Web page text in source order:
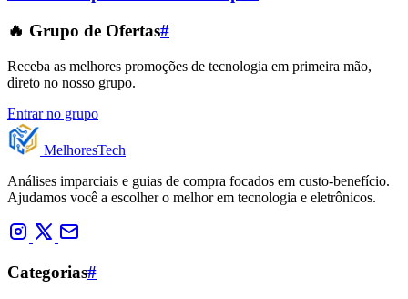
🔥 Grupo de Ofertas#
Receba as melhores promoções de tecnologia em primeira mão,
direto no nosso grupo.
Entrar no grupo
MelhoresTech
Análises imparciais e guias de compra focados em custo-benefício.
Ajudamos você a escolher o melhor em tecnologia e eletrônicos.
Categorias#